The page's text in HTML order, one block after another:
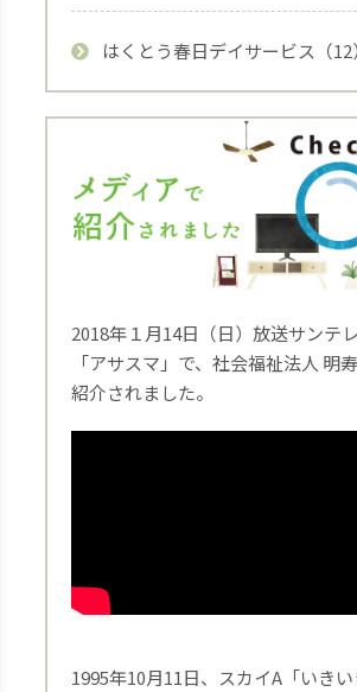
はくとう春日デイサービス（12）
2018年１月14日（日）放送サンテ
「アサスマ」で、社会福祉法人 明
紹介されました。
1995年10月11日、スカイA「いきい